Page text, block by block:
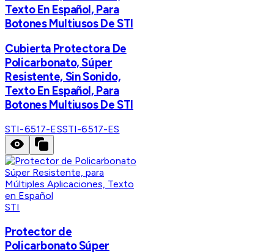
Texto En Español, Para
Botones Multiusos De STI
Cubierta Protectora De
Policarbonato, Súper
Resistente, Sin Sonido,
Texto En Español, Para
Botones Multiusos De STI
STI-6517-ESSTI-6517-ES
STI
Protector de
Policarbonato Súper